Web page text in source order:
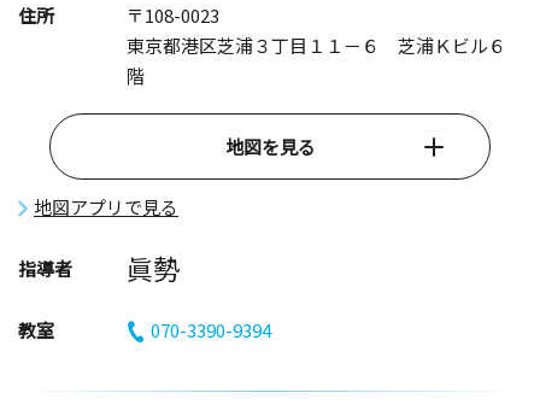
住所
〒108-0023
東京都港区芝浦３丁目１１－６ 芝浦Ｋビル６
階
地図を見る
地図アプリで見る
指導者 眞勢
教室 070-3390-9394